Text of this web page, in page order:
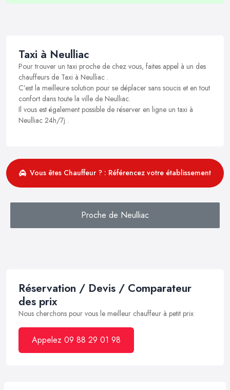
Taxi à Neulliac
Pour trouver un taxi proche de chez vous, faites appel à un des
chauffeurs de Taxi à Neulliac .
C’est la meilleure solution pour se déplacer sans soucis et en tout
confort dans toute la ville de Neulliac.
Il vous est également possible de réserver en ligne un taxi à
Neulliac 24h/7j .
Vous êtes Chauffeur ? : Référencez votre établissement
Proche de Neulliac
Réservation / Devis / Comparateur
des prix
Nous cherchons pour vous le meilleur chauffeur à petit prix
Appelez 09 88 29 01 98